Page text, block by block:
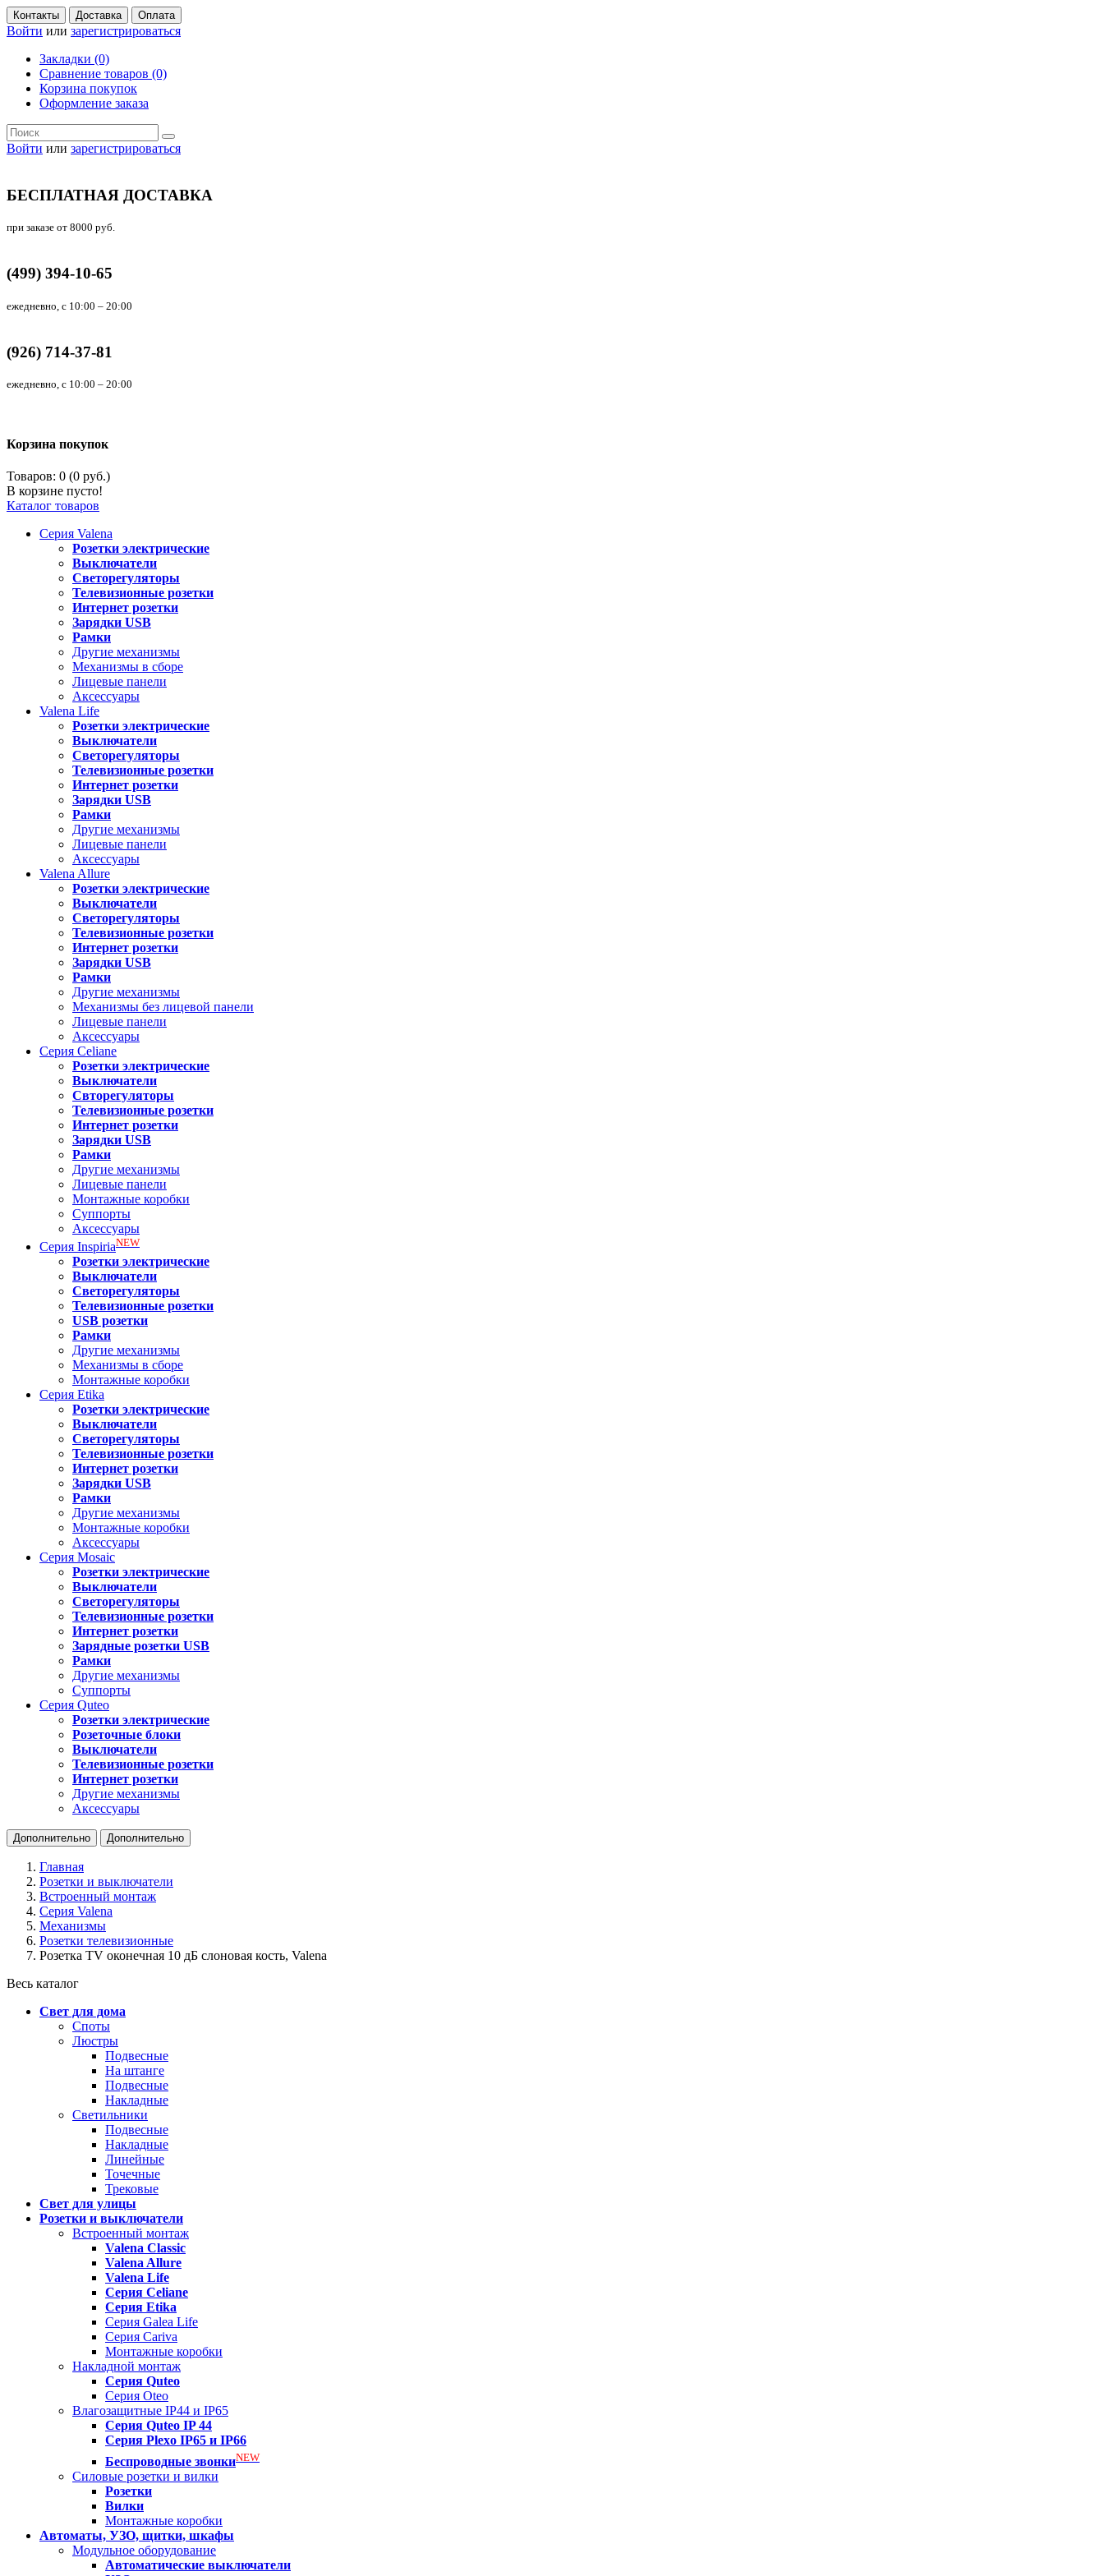
Контакты Доставка Оплата
Войти или зарегистрироваться
Закладки (0)
Сравнение товаров (0)
Корзина покупок
Оформление заказа
Войти или зарегистрироваться
БЕСПЛАТНАЯ ДОСТАВКА
при заказе от 8000 руб.
(499) 394-10-65
ежедневно, с 10:00 – 20:00
(926) 714-37-81
ежедневно, с 10:00 – 20:00
Корзина покупок
Товаров: 0 (0 руб.)
В корзине пусто!
Каталог товаров
Серия Valena
Розетки электрические
Выключатели
Светорегуляторы
Телевизионные розетки
Интернет розетки
Зарядки USB
Рамки
Другие механизмы
Механизмы в сборе
Лицевые панели
Аксессуары
Valena Life
Розетки электрические
Выключатели
Светорегуляторы
Телевизионные розетки
Интернет розетки
Зарядки USB
Рамки
Другие механизмы
Лицевые панели
Аксессуары
Valena Allure
Розетки электрические
Выключатели
Светорегуляторы
Телевизионные розетки
Интернет розетки
Зарядки USB
Рамки
Другие механизмы
Механизмы без лицевой панели
Лицевые панели
Аксессуары
Серия Celiane
Розетки электрические
Выключатели
Свторегуляторы
Телевизионные розетки
Интернет розетки
Зарядки USB
Рамки
Другие механизмы
Лицевые панели
Монтажные коробки
Суппорты
Аксессуары
Серия InspiriaNEW
Розетки электрические
Выключатели
Светорегуляторы
Телевизионные розетки
USB розетки
Рамки
Другие механизмы
Механизмы в сборе
Монтажные коробки
Серия Etika
Розетки электрические
Выключатели
Светорегуляторы
Телевизионные розетки
Интернет розетки
Зарядки USB
Рамки
Другие механизмы
Монтажные коробки
Аксессуары
Серия Mosaic
Розетки электрические
Выключатели
Светорегуляторы
Телевизионные розетки
Интернет розетки
Зарядные розетки USB
Рамки
Другие механизмы
Суппорты
Серия Quteo
Розетки электрические
Розеточные блоки
Выключатели
Телевизионные розетки
Интернет розетки
Другие механизмы
Аксессуары
Дополнительно Дополнительно
Главная
Розетки и выключатели
Встроенный монтаж
Серия Valena
Механизмы
Розетки телевизионные
Розетка TV оконечная 10 дБ слоновая кость, Valena
Весь каталог
Свет для дома
Споты
Люстры
Подвесные
На штанге
Подвесные
Накладные
Светильники
Подвесные
Накладные
Линейные
Точечные
Трековые
Свет для улицы
Розетки и выключатели
Встроенный монтаж
Valena Classic
Valena Allure
Valena Life
Серия Celiane
Серия Etika
Серия Galea Life
Серия Cariva
Монтажные коробки
Накладной монтаж
Серия Quteo
Серия Oteo
Влагозащитные IP44 и IP65
Серия Quteo IP 44
Серия Plexo IP65 и IP66
Беспроводные звонкиNEW
Силовые розетки и вилки
Розетки
Вилки
Монтажные коробки
Автоматы, УЗО, щитки, шкафы
Модульное оборудование
Автоматические выключатели